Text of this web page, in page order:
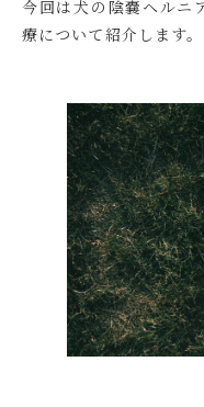
今回は犬の陰嚢ヘルニ
療について紹介します。